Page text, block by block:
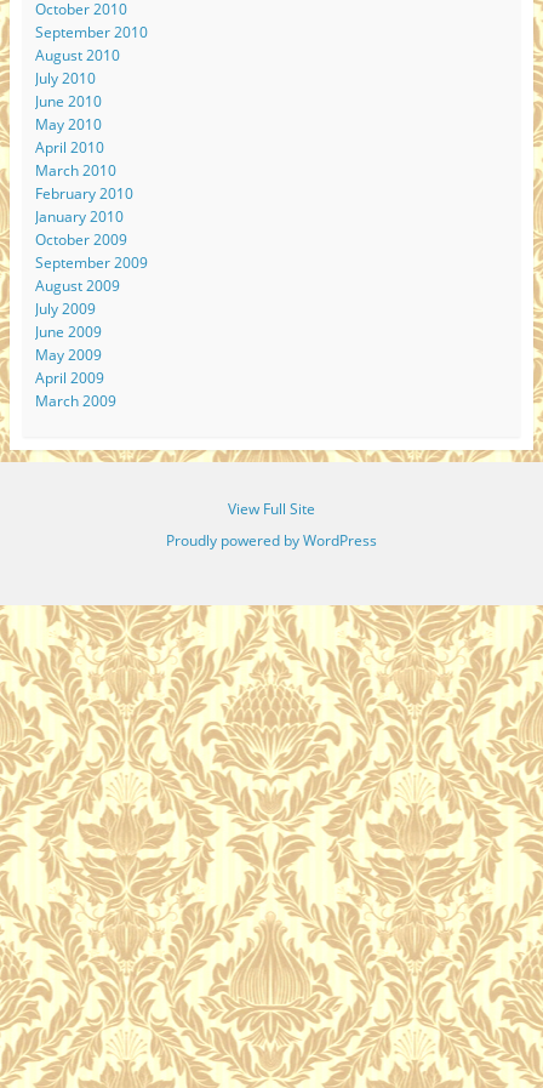
October 2010
September 2010
August 2010
July 2010
June 2010
May 2010
April 2010
March 2010
February 2010
January 2010
October 2009
September 2009
August 2009
July 2009
June 2009
May 2009
April 2009
March 2009
View Full Site
Proudly powered by WordPress